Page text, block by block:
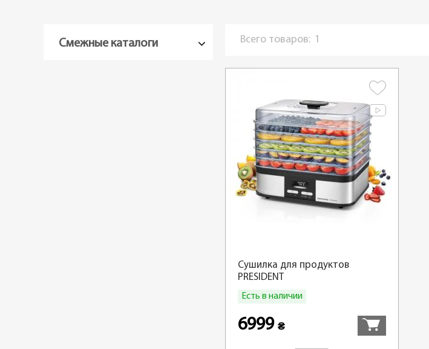
Смежные каталоги Всего товаров: 1
Сушилка для продуктов
PRESIDENT
Есть в наличии
6999 ₴